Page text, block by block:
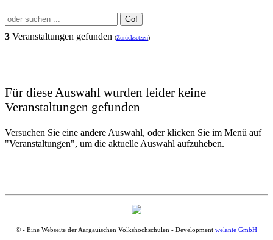
Go!
3 Veranstaltungen gefunden (Zurücksetzen)
Für diese Auswahl wurden leider keine
Veranstaltungen gefunden
Versuchen Sie eine andere Auswahl, oder klicken Sie im Menü auf
"Veranstaltungen", um die aktuelle Auswahl aufzuheben.
© - Eine Webseite der Aargauischen Volkshochschulen - Development welante GmbH